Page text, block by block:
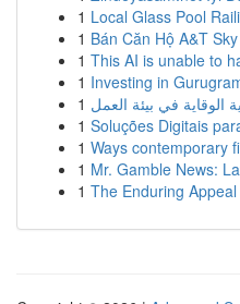
1 Local Glass Pool
1 Bán Căn Hộ A&T
1 This AI is unable to
1 Investing in
1 الوقاية في بيئة العمل
1 Soluções Digitais
1 Ways contemporary
1 Mr. Gamble News:
1 The Enduring